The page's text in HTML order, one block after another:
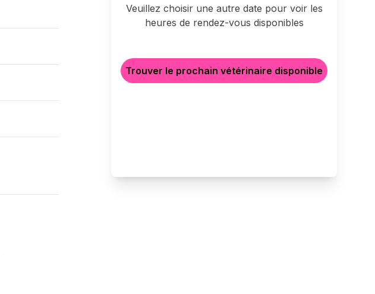
Veuillez choisir une autre date pour voir les
heures de rendez-vous disponibles
Trouver le prochain vétérinaire disponible